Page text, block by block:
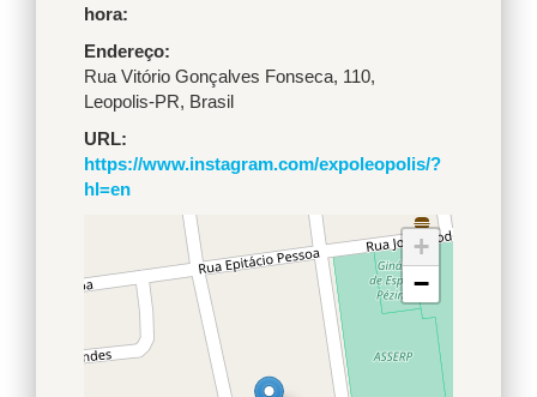
hora:
Endereço
Rua Vitório Gonçalves Fonseca, 110,
Leopolis-PR, Brasil
URL
https://www.instagram.com/expoleopolis/?
hl=en
+
−